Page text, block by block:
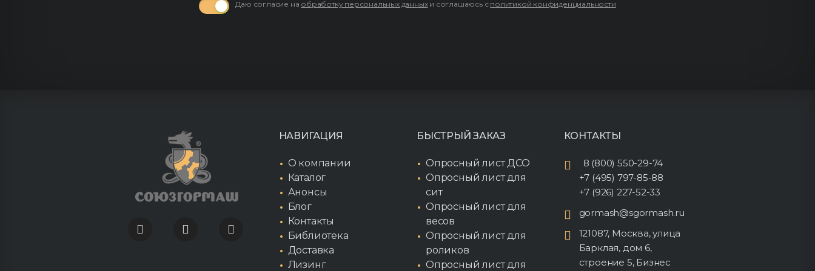
Даю согласие на обработку персональных данныхи соглашаюсь с политикой конфиденциальности
НАВИГАЦИЯ
О компании
Каталог
Анонсы
Блог
Контакты
Библиотека
Доставка
Лизинг
БЫСТРЫЙ ЗАКАЗ
Опросный лист ДСО
Опросный лист для
сит
Опросный лист для
весов
Опросный лист для
роликов
Опросный лист для
КОНТАКТЫ
8 (800) 550-29-74
+7 (495) 797-85-88
+7 (926) 227-52-33
gormash@sgormash.ru
121087, Москва, улица
Барклая, дом 6,
строение 5, Бизнес